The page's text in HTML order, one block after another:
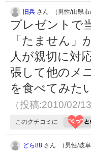
旧兵 さん （男性/山県市/
プレゼントで
「たません
人が親切に対
張して他のメ
を食べてみた
（投稿:2010/02/
このクチコミに
どら88 さん （男性/岐阜